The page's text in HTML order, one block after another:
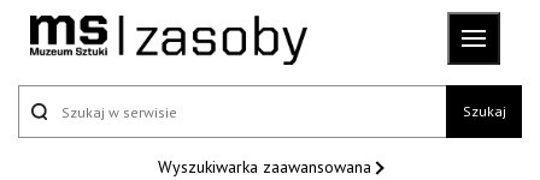
Szukaj
Wyszukiwarka zaawansowana